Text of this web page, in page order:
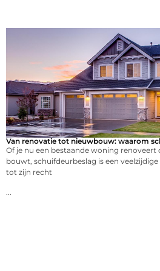
Van renovatie tot nieuwbouw: waarom
Of je nu een bestaande woning
bouwt, schuifdeurbeslag is een
tot zijn recht